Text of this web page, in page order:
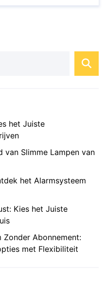
Qbus kunt u
ervaart. Wat ...
het Juiste
van Slimme Lampen van
het Alarmsysteem
Kies het Juiste
Zonder Abonnement:
met Flexibiliteit